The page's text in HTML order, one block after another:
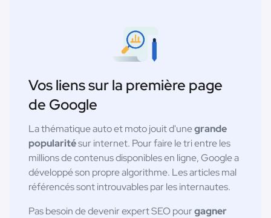
Vos liens sur la première page
de Google
La thématique auto et moto jouit d'unegrande
popularitésur internet. Pour faire le tri entre les
millions de contenus disponibles en ligne, Google a
développé son propre algorithme. Les articles mal
référencés sont introuvables par les internautes.
Pas besoin de devenir expert SEO pourgagner